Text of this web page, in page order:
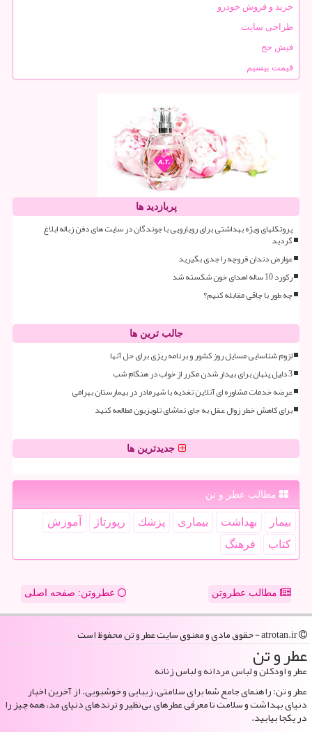
خرید و فروش خودرو
طراحی سایت
فیش حج
قیمت بیسیم
پربازدید ها
پروتکلهای ویژه بهداشتی برای رویارویی با جوندگان در سایت های دفن زباله ابلاغ
گردید
عوارض دندان قروچه را جدی بگیرید
رکورد 10 ساله اهدای خون شکسته شد
چه طور با چاقی مقابله کنیم؟
جالب ترین ها
لزوم شناسایی مسایل روز کشور و برنامه ریزی برای حل آنها
3 دلیل پنهان برای بیدار شدن مکرر از خواب در هنگام شب
عرضه خدمات مشاوره ای آنلاین تغذیه با شیرمادر در بیمارستان بهرامی
برای کاهش خطر زوال عقل به جای تماشای تلویزیون مطالعه کنید
جدیدترین ها
مطالب عطر و تن
بیمار بهداشت بیماری پزشك رپورتاژ
آموزش
كتاب
فرهنگ
مطالب عطروتن عطروتن: صفحه اصلی
عطر و تن
عطر و اودکلن و لباس مردانه و لباس زنانه
عطر و تن: راهنمای جامع شما برای سلامتی، زیبایی و خوشبویی. از آخرین اخبار
دنیای بهداشت و سلامت تا معرفی عطرهای بی‌نظیر و ترندهای دنیای مد، همه چیز را
در یکجا بیابید.